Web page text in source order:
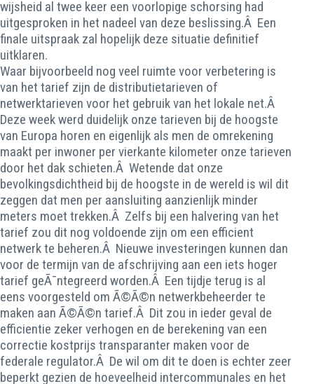
wijsheid al twee keer een voorlopige schorsing had
uitgesproken in het nadeel van deze beslissing.Â Een
finale uitspraak zal hopelijk deze situatie definitief
uitklaren.
Waar bijvoorbeeld nog veel ruimte voor verbetering is
van het tarief zijn de distributietarieven of
netwerktarieven voor het gebruik van het lokale net.Â
Deze week werd duidelijk onze tarieven bij de hoogste
van Europa horen en eigenlijk als men de omrekening
maakt per inwoner per vierkante kilometer onze tarieven
door het dak schieten.Â Wetende dat onze
bevolkingsdichtheid bij de hoogste in de wereld is wil dit
zeggen dat men per aansluiting aanzienlijk minder
meters moet trekken.Â Zelfs bij een halvering van het
tarief zou dit nog voldoende zijn om een efficient
netwerk te beheren.Â Nieuwe investeringen kunnen dan
voor de termijn van de afschrijving aan een iets hoger
tarief geÃ¯ntegreerd worden.Â Een tijdje terug is al
eens voorgesteld om Ã©Ã©n netwerkbeheerder te
maken aan Ã©Ã©n tarief.Â Dit zou in ieder geval de
efficientie zeker verhogen en de berekening van een
correctie kostprijs transparanter maken voor de
federale regulator.Â De wil om dit te doen is echter zeer
beperkt gezien de hoeveelheid intercommunales en het